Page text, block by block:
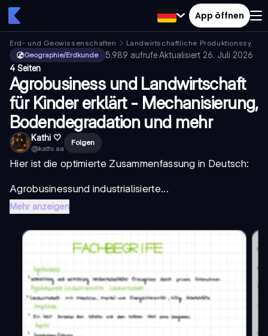
App öffnen
Erd- und Geowissenschaften
Landwirtschaftliche
Geographie/Erdkunde
5.989 aufrufe·Aktualisiert 26. Juli 2026·
4 Seiten
Agrobusiness und Landwirtschaft
für Kinder erklärt - Mechanisierung,
Bodendegradation und mehr
Kathi 🤍
@kathi.aa
Folgen
Hier ist die optimierte Zusammenfassung in Deutsch:
Agrobusinessund industrialisierte...
Mehr anzeigen